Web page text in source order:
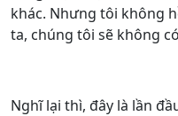
khác. Nhưng tôi không
ta, chúng tôi sẽ không
Nghĩ lại thì, đây là lần